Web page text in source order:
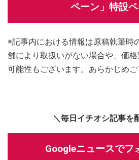
ペーン」特設
※記事内における情報は原稿執筆時
舗により取扱いがない場合や、価
可能性もございます。あらかじめご
＼毎日イチオシ記事を
Googleニュースでフ